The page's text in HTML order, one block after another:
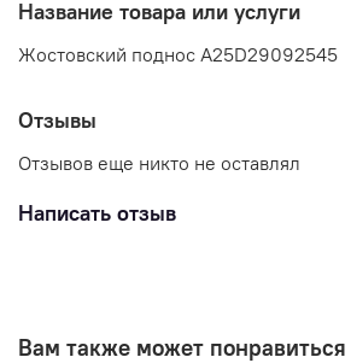
Название товара или услуги
Жостовский поднос A25D29092545
Отзывы
Отзывов еще никто не оставлял
Написать отзыв
Вам также может понравиться